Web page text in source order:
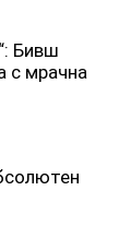
Бивш
с мрачна